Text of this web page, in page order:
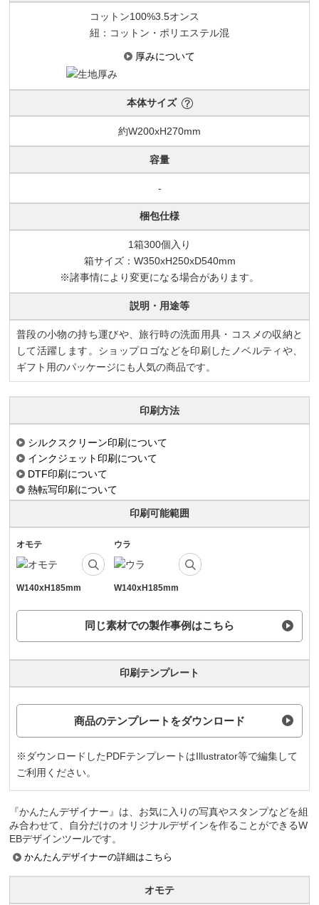
コットン100%3.5オンス
紐：コットン・ポリエステル混
厚みについて
本体サイズ
約W200xH270mm
容量
-
梱包仕様
1箱300個入り
箱サイズ：W350xH250xD540mm
※諸事情により変更になる場合があります。
説明・用途等
普段の小物の持ち運びや、旅行時の洗面用具・コスメの収納と
して活躍します。ショップロゴなどを印刷したノベルティや、
ギフト用のパッケージにも人気の商品です。
印刷方法
シルクスクリーン印刷について
インクジェット印刷について
DTF印刷について
熱転写印刷について
印刷可能範囲
オモテ
W140xH185mm
ウラ
W140xH185mm
同じ素材での製作事例はこちら
印刷テンプレート
商品のテンプレートをダウンロード
※ダウンロードしたPDFテンプレートはIllustrator等で編集して
ご利用ください。
『かんたんデザイナー』は、お気に入りの写真やスタンプなどを組
み合わせて、自分だけのオリジナルデザインを作ることができるW
EBデザインツールです。
かんたんデザイナーの詳細はこちら
オモテ